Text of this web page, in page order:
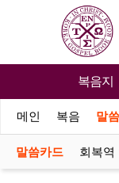
복음지
메인 복음 말씀
말씀카드 회복역